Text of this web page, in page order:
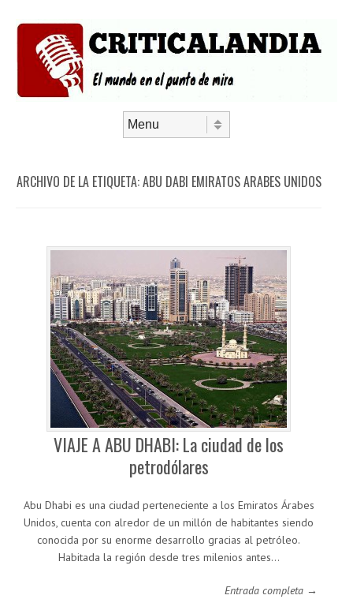
ARCHIVO DE LA ETIQUETA:ABU DABI EMIRATOS ARABES UNIDOS
VIAJE A ABU DHABI: La ciudad de los
petrodólares
Abu Dhabi es una ciudad perteneciente a los Emiratos Árabes
Unidos, cuenta con alredor de un millón de habitantes siendo
conocida por su enorme desarrollo gracias al petróleo.
Habitada la región desde tres milenios antes…
Entrada completa →